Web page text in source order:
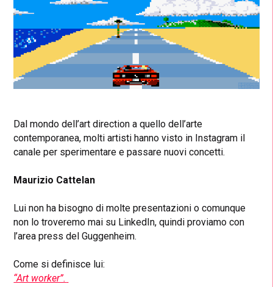
Dal mondo dell’art direction a quello dell’arte
contemporanea, molti artisti hanno visto in Instagram il
canale per sperimentare e passare nuovi concetti.
Maurizio Cattelan
Lui non ha bisogno di molte presentazioni o comunque
non lo troveremo mai su LinkedIn, quindi proviamo con
l’area press del Guggenheim.
Come si definisce lui:
“Art worker”.